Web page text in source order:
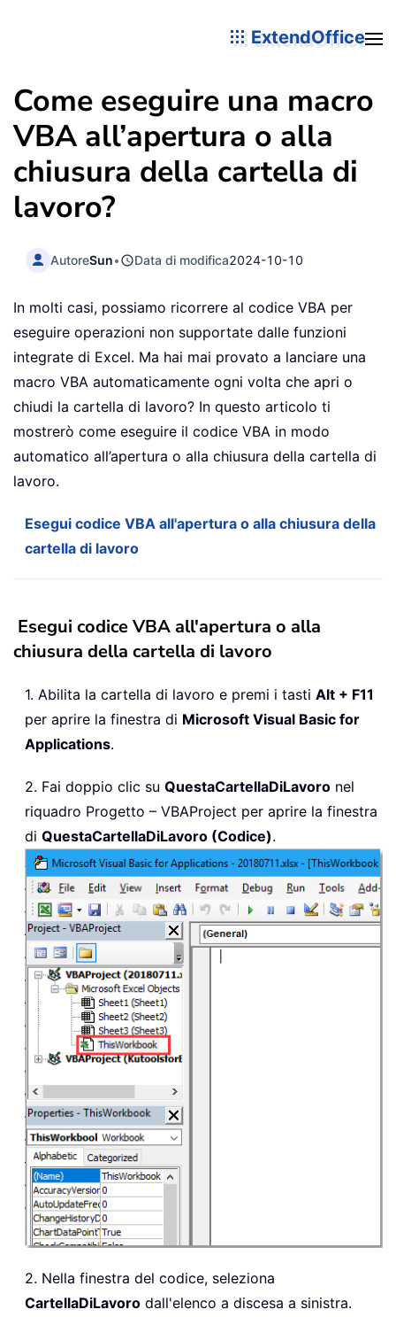
ExtendOffice
Come eseguire una macro
VBA all’apertura o alla
chiusura della cartella di
lavoro?
AutoreSun• Data di modifica2024-10-10
In molti casi, possiamo ricorrere al codice VBA per
eseguire operazioni non supportate dalle funzioni
integrate di Excel. Ma hai mai provato a lanciare una
macro VBA automaticamente ogni volta che apri o
chiudi la cartella di lavoro? In questo articolo ti
mostrerò come eseguire il codice VBA in modo
automatico all’apertura o alla chiusura della cartella di
lavoro.
Esegui codice VBA all'apertura o alla chiusura della
cartella di lavoro
Esegui codice VBA all'apertura o alla
chiusura della cartella di lavoro
1. Abilita la cartella di lavoro e premi i tasti Alt + F11
per aprire la finestra di Microsoft Visual Basic for
Applications.
2. Fai doppio clic su QuestaCartellaDiLavoro nel
riquadro Progetto – VBAProject per aprire la finestra
di QuestaCartellaDiLavoro (Codice).
2. Nella finestra del codice, seleziona
CartellaDiLavoro dall'elenco a discesa a sinistra.